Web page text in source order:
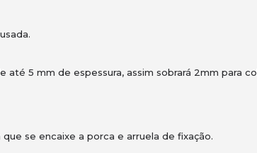
5 mm de espessura, assim sobrará 2mm para
se encaixe a porca e arruela de fixação.